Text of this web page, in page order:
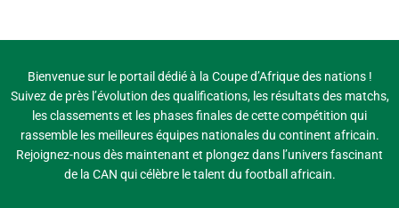
Bienvenue sur le portail dédié à la Coupe d’Afrique des nations !
Suivez de près l’évolution des qualifications, les résultats des matchs,
les classements et les phases finales de cette compétition qui
rassemble les meilleures équipes nationales du continent africain.
Rejoignez-nous dès maintenant et plongez dans l’univers fascinant
de la CAN qui célèbre le talent du football africain.